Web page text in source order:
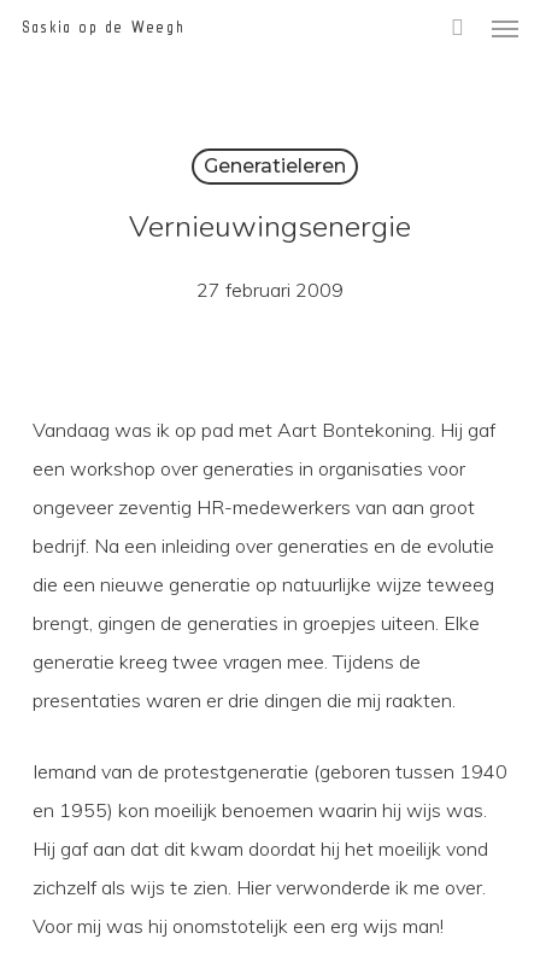
SkipSaskia op de Weegh
Generatieleren
Vernieuwingsenergie
27 februari 2009
Vandaag was ik op pad met Aart Bontekoning. Hij gaf
een workshop over generaties in organisaties voor
ongeveer zeventig HR-medewerkers van aan groot
bedrijf. Na een inleiding over generaties en de evolutie
die een nieuwe generatie op natuurlijke wijze teweeg
brengt, gingen de generaties in groepjes uiteen. Elke
generatie kreeg twee vragen mee. Tijdens de
presentaties waren er drie dingen die mij raakten.
Iemand van de protestgeneratie (geboren tussen 1940
en 1955) kon moeilijk benoemen waarin hij wijs was.
Hij gaf aan dat dit kwam doordat hij het moeilijk vond
zichzelf als wijs te zien. Hier verwonderde ik me over.
Voor mij was hij onomstotelijk een erg wijs man!